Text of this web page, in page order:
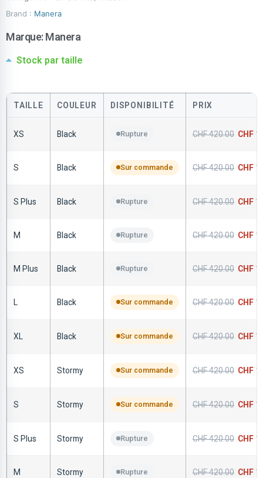
Brand : Manera
Marque:Manera
Stock par taille
TAILLE COULEUR DISPONIBILITÉ PRIX
XS Black Rupture CHF420.00 CHF
S Black Sur commande CHF420.00 CHF
S Plus Black Rupture CHF420.00 CHF
M Black Rupture CHF420.00 CHF
M Plus Black Rupture CHF420.00 CHF
L Black Sur commande CHF420.00 CHF
XL Black Sur commande CHF420.00 CHF
XS Stormy Sur commande CHF420.00 CHF
S Stormy Sur commande CHF420.00 CHF
S Plus Stormy Rupture CHF420.00 CHF
M Stormy Rupture CHF420.00 CHF